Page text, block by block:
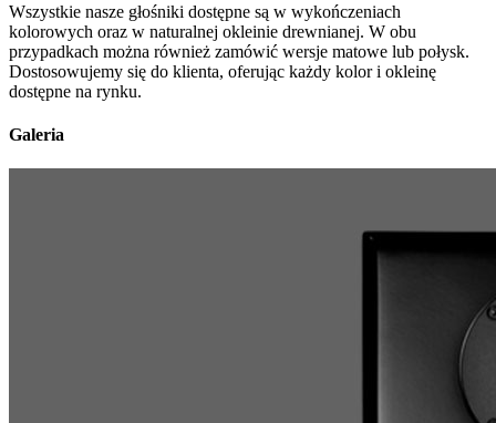
Wszystkie nasze głośniki dostępne są w wykończeniach
kolorowych oraz w naturalnej okleinie drewnianej. W obu
przypadkach można również zamówić wersje matowe lub połysk.
Dostosowujemy się do klienta, oferując każdy kolor i okleinę
dostępne na rynku.
Galeria